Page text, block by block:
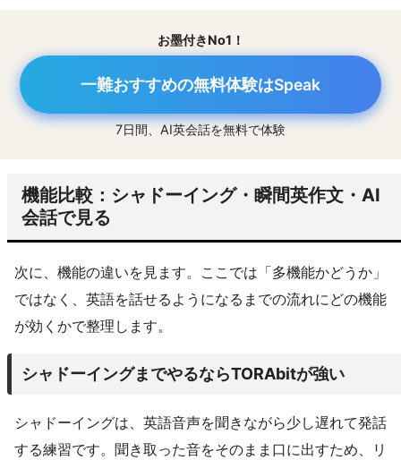
お墨付きNo1！
一難おすすめの無料体験はSpeak
7日間、AI英会話を無料で体験
機能比較：シャドーイング・瞬間英作文・AI
会話で見る
次に、機能の違いを見ます。ここでは「多機能かどうか」
ではなく、英語を話せるようになるまでの流れにどの機能
が効くかで整理します。
シャドーイングまでやるならTORAbitが強い
シャドーイングは、英語音声を聞きながら少し遅れて発話
する練習です。聞き取った音をそのまま口に出すため、リ